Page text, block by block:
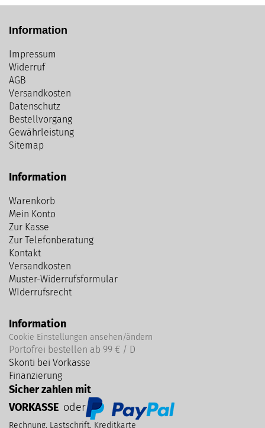
Information
Impressum
Widerruf
AGB
Versandkosten
Datenschutz
Bestellvorgang
Gewährleistung
Sitemap
Information
Warenkorb
Mein Konto
Zur Kasse
Zur Telefonberatung
Kontakt
Versandkosten
Muster-Widerrufsformular
WIderrufsrecht
Information
Cookie Einstellungen ansehen/ändern
Portofrei bestellen ab 99 € / D
Skonti bei Vorkasse
Finanzierung
Sicher zahlen mit
VORKASSE oder
Rechnung, Lastschrift, Kreditkarte